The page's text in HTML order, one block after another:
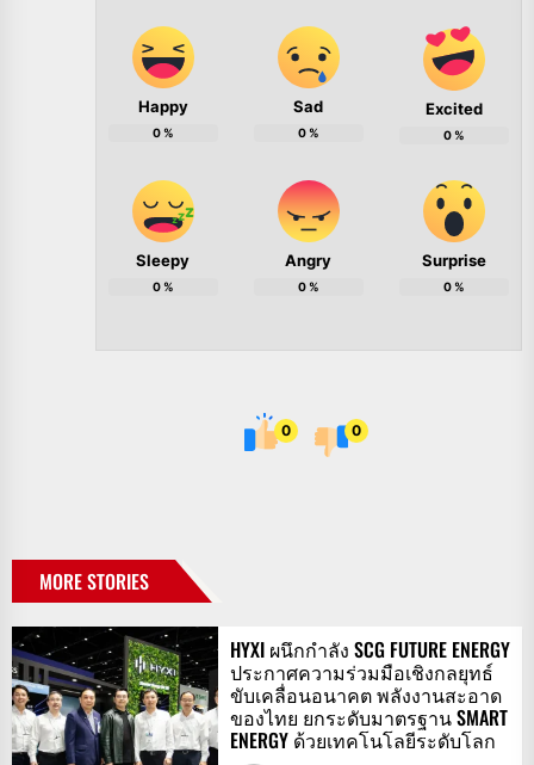
Happy
0%
Sad
0%
Excited
0%
Sleepy
0%
Angry
0%
Surprise
0%
0 0
MORE STORIES
HYXI ผนึกกำลัง SCG FUTURE ENERGY
ประกาศความร่วมมือเชิงกลยุทธ์
ขับเคลื่อนอนาคต พลังงานสะอาด
ของไทย ยกระดับมาตรฐาน SMART
ENERGY ด้วยเทคโนโลยีระดับโลก